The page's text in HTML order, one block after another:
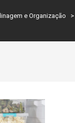
e Organização >